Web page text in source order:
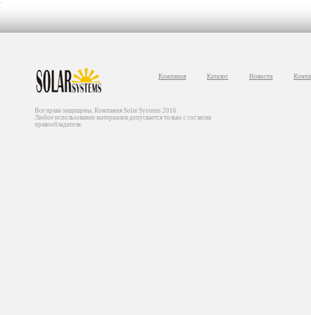
Компания Каталог Новости
Все права защищены. Компания Solar Systems 2016
Любое использование материалов допускается только с согласия
правообладателя.